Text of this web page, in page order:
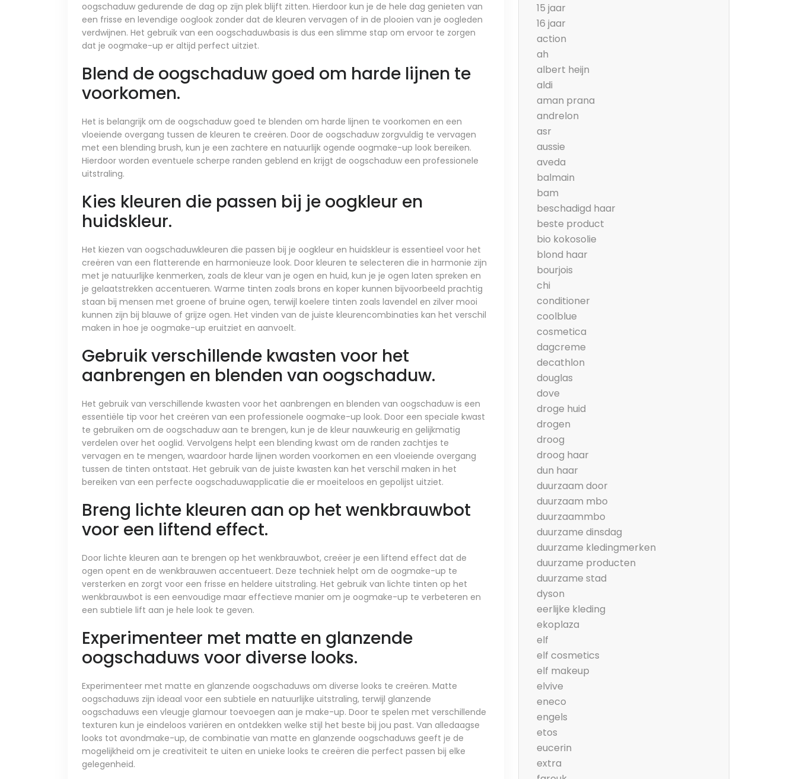
oogschaduw gedurende de dag op zijn plek blijft zitten. Hierdoor kun je de hele dag genieten van
een frisse en levendige ooglook zonder dat de kleuren vervagen of in de plooien van je oogleden
verdwijnen. Het gebruik van een oogschaduwbasis is dus een slimme stap om ervoor te zorgen
dat je oogmake-up er altijd perfect uitziet.
Blend de oogschaduw goed om harde lijnen te
voorkomen.
Het is belangrijk om de oogschaduw goed te blenden om harde lijnen te voorkomen en een
vloeiende overgang tussen de kleuren te creëren. Door de oogschaduw zorgvuldig te vervagen
met een blending brush, kun je een zachtere en natuurlijk ogende oogmake-up look bereiken.
Hierdoor worden eventuele scherpe randen geblend en krijgt de oogschaduw een professionele
uitstraling.
Kies kleuren die passen bij je oogkleur en
huidskleur.
Het kiezen van oogschaduwkleuren die passen bij je oogkleur en huidskleur is essentieel voor het
creëren van een flatterende en harmonieuze look. Door kleuren te selecteren die in harmonie zijn
met je natuurlijke kenmerken, zoals de kleur van je ogen en huid, kun je je ogen laten spreken en
je gelaatstrekken accentueren. Warme tinten zoals brons en koper kunnen bijvoorbeeld prachtig
staan bij mensen met groene of bruine ogen, terwijl koelere tinten zoals lavendel en zilver mooi
kunnen zijn bij blauwe of grijze ogen. Het vinden van de juiste kleurencombinaties kan het verschil
maken in hoe je oogmake-up eruitziet en aanvoelt.
Gebruik verschillende kwasten voor het
aanbrengen en blenden van oogschaduw.
Het gebruik van verschillende kwasten voor het aanbrengen en blenden van oogschaduw is een
essentiële tip voor het creëren van een professionele oogmake-up look. Door een speciale kwast
te gebruiken om de oogschaduw aan te brengen, kun je de kleur nauwkeurig en gelijkmatig
verdelen over het ooglid. Vervolgens helpt een blending kwast om de randen zachtjes te
vervagen en te mengen, waardoor harde lijnen worden voorkomen en een vloeiende overgang
tussen de tinten ontstaat. Het gebruik van de juiste kwasten kan het verschil maken in het
bereiken van een perfecte oogschaduwapplicatie die er moeiteloos en gepolijst uitziet.
Breng lichte kleuren aan op het wenkbrauwbot
voor een liftend effect.
Door lichte kleuren aan te brengen op het wenkbrauwbot, creëer je een liftend effect dat de
ogen opent en de wenkbrauwen accentueert. Deze techniek helpt om de oogmake-up te
versterken en zorgt voor een frisse en heldere uitstraling. Het gebruik van lichte tinten op het
wenkbrauwbot is een eenvoudige maar effectieve manier om je oogmake-up te verbeteren en
een subtiele lift aan je hele look te geven.
Experimenteer met matte en glanzende
oogschaduws voor diverse looks.
Experimenteer met matte en glanzende oogschaduws om diverse looks te creëren. Matte
oogschaduws zijn ideaal voor een subtiele en natuurlijke uitstraling, terwijl glanzende
oogschaduws een vleugje glamour toevoegen aan je make-up. Door te spelen met verschillende
texturen kun je eindeloos variëren en ontdekken welke stijl het beste bij jou past. Van alledaagse
looks tot avondmake-up, de combinatie van matte en glanzende oogschaduws geeft je de
mogelijkheid om je creativiteit te uiten en unieke looks te creëren die perfect passen bij elke
gelegenheid.
15 jaar
16 jaar
action
ah
albert heijn
aldi
aman prana
andrelon
asr
aussie
aveda
balmain
bam
beschadigd haar
beste product
bio kokosolie
blond haar
bourjois
chi
conditioner
coolblue
cosmetica
dagcreme
decathlon
douglas
dove
droge huid
drogen
droog
droog haar
dun haar
duurzaam door
duurzaam mbo
duurzaammbo
duurzame dinsdag
duurzame kledingmerken
duurzame producten
duurzame stad
dyson
eerlijke kleding
ekoplaza
elf
elf cosmetics
elf makeup
elvive
eneco
engels
etos
eucerin
extra